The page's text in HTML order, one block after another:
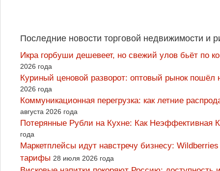
Последние новости торговой недвижимости и
Икра горбуши дешевеет, но свежий улов бьёт по
2026 года
Куриный ценовой разворот: оптовый рынок
2026 года
Коммуникационная перегрузка: как летние
августа 2026 года
Потерянные Рубли на Кухне: Как
года
Маркетплейсы идут навстречу бизнесу:
тарифы 28 июля 2026 года